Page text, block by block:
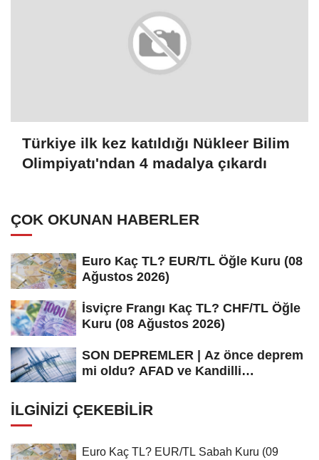
Türkiye ilk kez katıldığı Nükleer Bilim
Olimpiyatı'ndan 4 madalya çıkardı
ÇOK OKUNAN HABERLER
Euro Kaç TL? EUR/TL Öğle Kuru (08
Ağustos 2026)
İsviçre Frangı Kaç TL? CHF/TL Öğle
Kuru (08 Ağustos 2026)
SON DEPREMLER | Az önce deprem
mi oldu? AFAD ve Kandilli
İLGINIZI ÇEKEBILIR
Euro Kaç TL? EUR/TL Sabah Kuru (09